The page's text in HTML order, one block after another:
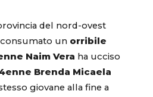
del nord-ovest
consumato un orribile
Naim Vera ha ucciso
Brenda Micaela
giovane alla fine a